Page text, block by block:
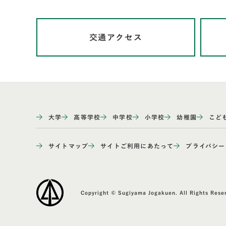
交通アクセス
大学 高等学校 中学校 小学校 幼稚園 こど
サイトマップ サイトご利用にあたって プライバシ
Copyright © Sugiyama Jogakuen. All Rights